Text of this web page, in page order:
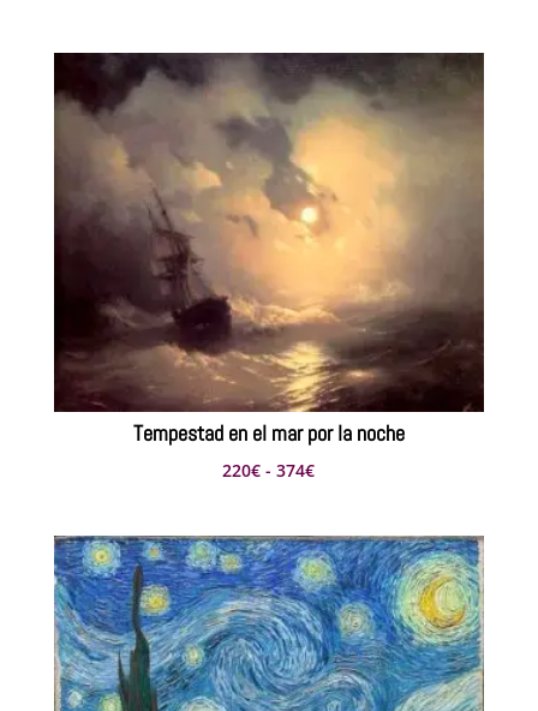
precios:
desde
275€
Tempestad en el mar por la noche
220€ - 374€Rango
precios:
desde
220€
hasta
374€